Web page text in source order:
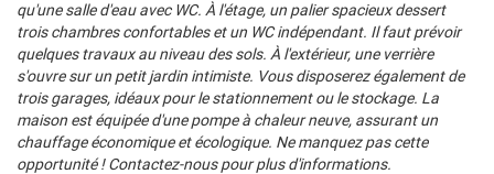
qu'une salle d'eau avec WC. À l'étage, un palier spacieux dessert
trois chambres confortables et un WC indépendant. Il faut prévoir
quelques travaux au niveau des sols. À l'extérieur, une verrière
s'ouvre sur un petit jardin intimiste. Vous disposerez également de
trois garages, idéaux pour le stationnement ou le stockage. La
maison est équipée d'une pompe à chaleur neuve, assurant un
chauffage économique et écologique. Ne manquez pas cette
opportunité ! Contactez-nous pour plus d'informations.